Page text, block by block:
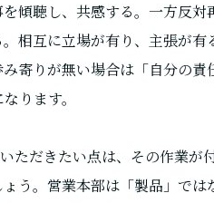
傾聴し、共感する。一方反対
相互に立場が有り、主張が有
寄りが無い場合は「自分の責
ります。
ただきたい点は、その作業が
う。営業本部は「製品」では